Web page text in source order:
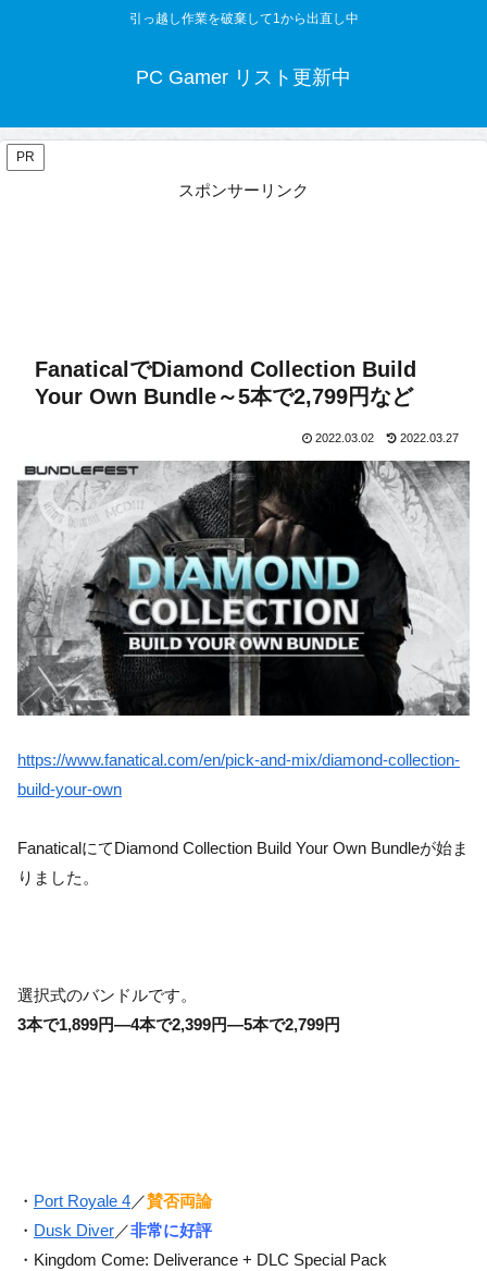
引っ越し作業を破棄して1から出直し中
PC Gamer リスト更新中
PR
スポンサーリンク
FanaticalでDiamond Collection Build
Your Own Bundle～5本で2,799円など
2022.03.02 2022.03.27
https://www.fanatical.com/en/pick-and-mix/diamond-collection-
build-your-own
FanaticalにてDiamond Collection Build Your Own Bundleが始ま
りました。
選択式のバンドルです。
3本で1,899円—4本で2,399円—5本で2,799円
・ Port Royale 4／賛否両論
・ Dusk Diver／非常に好評
・Kingdom Come: Deliverance + DLC Special Pack